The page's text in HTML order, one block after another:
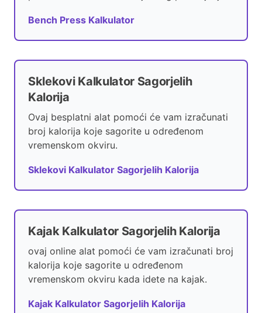
Bench Press Kalkulator
Sklekovi Kalkulator Sagorjelih
Kalorija
Ovaj besplatni alat pomoći će vam izračunati
broj kalorija koje sagorite u određenom
vremenskom okviru.
Sklekovi Kalkulator Sagorjelih Kalorija
Kajak Kalkulator Sagorjelih Kalorija
ovaj online alat pomoći će vam izračunati broj
kalorija koje sagorite u određenom
vremenskom okviru kada idete na kajak.
Kajak Kalkulator Sagorjelih Kalorija